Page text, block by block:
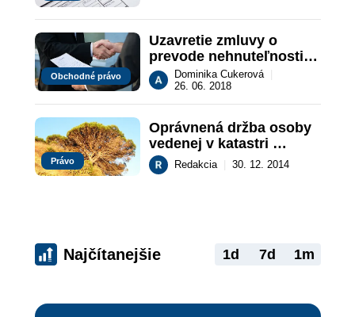
Obchodné právo
Uzavretie zmluvy o
prevode nehnuteľnosti v
zastúpení
Dominika Cukerová
26. 06. 2018
Právo
Oprávnená držba osoby
vedenej v katastri
nehnuteľností ako
vlastník držanej veci
Redakcia 30. 12. 2014
Najčítanejšie 1d 7d 1m